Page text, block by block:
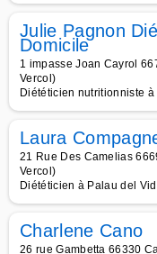
Julie Pagnon
Domicile
1 impasse Joan Cayrol
Vercol)
Diététicien nutritionniste
Laura
21 Rue Des Camelias
Vercol)
Diététicien à Palau del
Charlene Cano
26 rue Gambetta 66330